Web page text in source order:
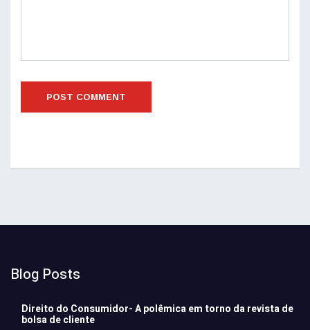
Blog Posts
Direito do Consumidor- A polêmica em torno da revista de
bolsa de cliente